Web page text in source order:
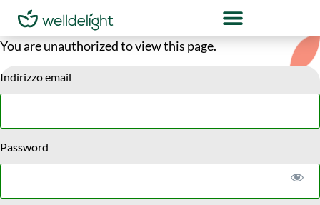
You are unauthorized to view this page.
Indirizzo email
Password